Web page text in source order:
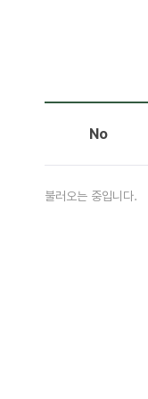
No
불러오는 중입니다.